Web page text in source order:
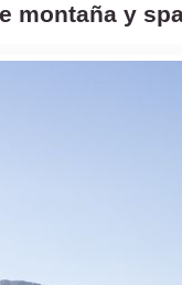
montaña y